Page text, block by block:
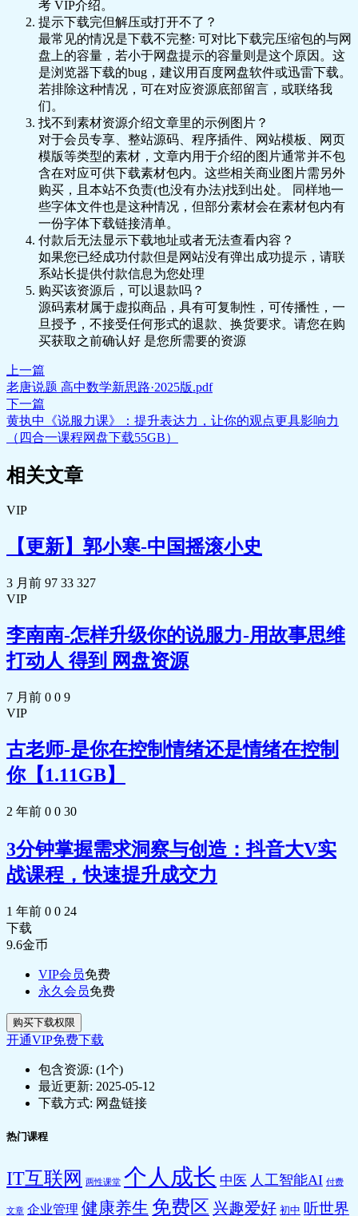
🎥 17.体制内如何用好宣传这把利
剑.mp4 133.2M
🎥 18. 领导在提拔干部时，会重点考虑哪些
因素？.mp4 81.4M
🎥 19 职场如何正确是拍马屁.mp4 80.6M
🎥 20. 公务员规范津补贴，怎么看？怎么
考 VIP介绍。
提示下载完但解压或打开不了？
最常见的情况是下载不完整: 可对比下载完压缩包的与网
盘上的容量，若小于网盘提示的容量则是这个原因。这
是浏览器下载的bug，建议用百度网盘软件或迅雷下载。
若排除这种情况，可在对应资源底部留言，或联络我
们。
找不到素材资源介绍文章里的示例图片？
对于会员专享、整站源码、程序插件、网站模板、网页
模版等类型的素材，文章内用于介绍的图片通常并不包
含在对应可供下载素材包内。这些相关商业图片需另外
购买，且本站不负责(也没有办法)找到出处。 同样地一
些字体文件也是这种情况，但部分素材会在素材包内有
一份字体下载链接清单。
付款后无法显示下载地址或者无法查看内容？
如果您已经成功付款但是网站没有弹出成功提示，请联
系站长提供付款信息为您处理
购买该资源后，可以退款吗？
源码素材属于虚拟商品，具有可复制性，可传播性，一
旦授予，不接受任何形式的退款、换货要求。请您在购
买获取之前确认好 是您所需要的资源
上一篇
老唐说题 高中数学新思路·2025版.pdf
下一篇
黄执中《说服力课》：提升表达力，让你的观点更具影响力
（四合一课程网盘下载55GB）
相关文章
VIP
【更新】郭小寒-中国摇滚小史
3 月前 97 33 327
VIP
李南南-怎样升级你的说服力-用故事思维
打动人 得到 网盘资源
7 月前 0 0 9
VIP
古老师-是你在控制情绪还是情绪在控制
你【1.11GB】
2 年前 0 0 30
3分钟掌握需求洞察与创造：抖音大V实
战课程，快速提升成交力
1 年前 0 0 24
下载
9.6金币
VIP会员免费
永久会员免费
购买下载权限
开通VIP免费下载
包含资源: (1个)
最近更新: 2025-05-12
下载方式: 网盘链接
热门课程
IT互联网 两性课堂 个人成长 中医 人工智能AI 付费
文章 企业管理 健康养生 免费区 兴趣爱好 初中 听世界